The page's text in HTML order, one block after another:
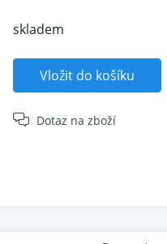
skladem
Vložit do košíku
Dotaz na zboží